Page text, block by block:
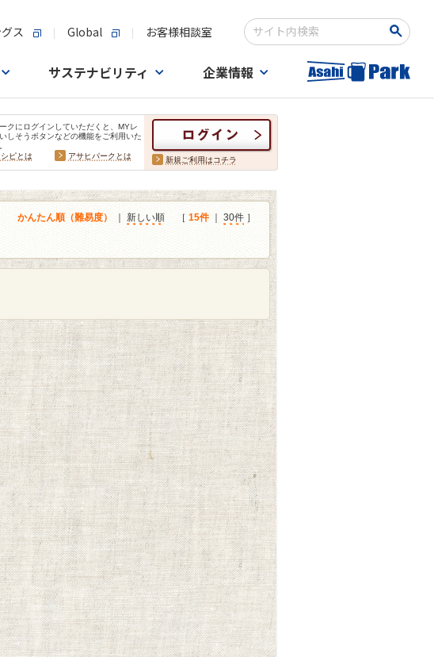
ス Global お客様相談室
検索キーワード入力
サステナビリティ 企業情報
クにログインしていただくと、MYレ
しそうボタンなどの機能をご利用いた
ピとは
アサヒパークとは 新規ご利用はコチラ
かんたん順（難易度） 新しい順 ［ 15件｜ 30件 ］